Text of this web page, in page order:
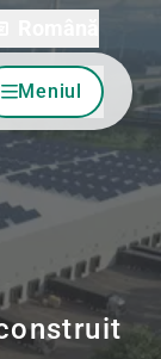
Meniul